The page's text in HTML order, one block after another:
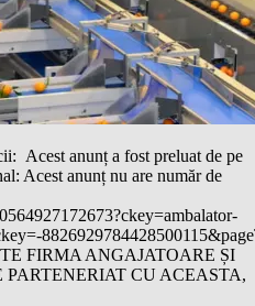
Acest anunț a fost preluat de pe
Acest anunț nu are număr de
FIRMA ANGAJATOARE ȘI
CU ACEASTA,